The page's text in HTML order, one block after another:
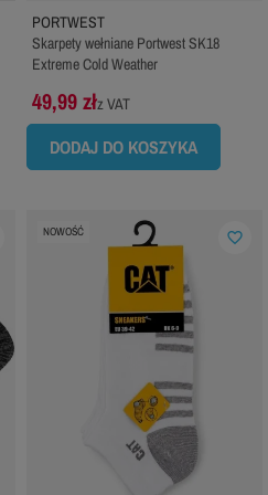
PORTWEST
Skarpety wełniane Portwest SK18
Extreme Cold Weather
49,99 złz VAT
DODAJ DO KOSZYKA
NOWOŚĆ favorite_border